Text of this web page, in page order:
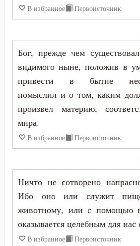
Злопамятство
Идолопоклонство
Искушение
Исповедник
Исправление
Клятва
Лука (Войно-Ясенецкий)
Макарий Оптинский (Иванов)
Максим Грек
Максим Исповедник
Марк Эфесский
Митрофан Воронежский
Моисей Оптинский (Путилов)
Нектарий Оптинский (Тихонов)
В избранное Первоисточник
Бог, прежде чем
видимого ныне, положив в
привести в бытие
помыслил и о том, каким
произвел материю,
мира.
В избранное Первоисточник
Ничто не сотворено
Ибо оно или служит
животному, или с помощью
оказывается целебным для нас
В избранное Первоисточник